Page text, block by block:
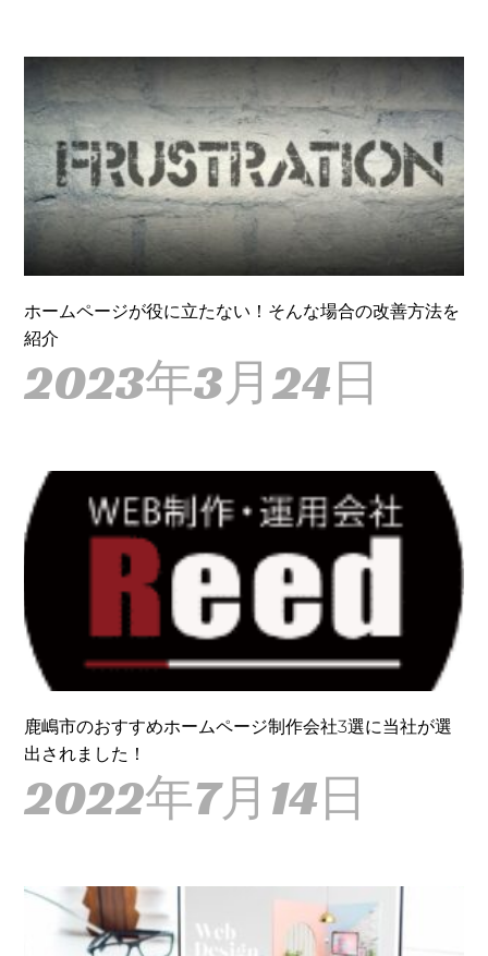
ホームページが役に立たない！そんな場合の改善方法を
紹介
2023年3月24日
鹿嶋市のおすすめホームページ制作会社3選に当社が選
出されました！
2022年7月14日